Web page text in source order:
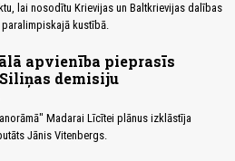
lai nosodītu Krievijas un Baltkrievijas dalības
paralimpiskajā kustībā.
apvienība pieprasīs
demisiju
Madarai Līcītei plānus izklāstīja
Jānis Vitenbergs.